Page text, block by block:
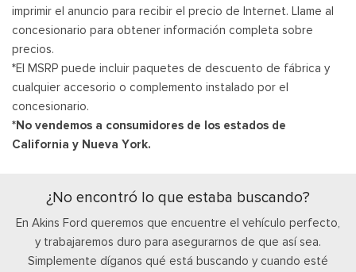
imprimir el anuncio para recibir el precio de Internet. Llame al
concesionario para obtener información completa sobre
precios.
*El MSRP puede incluir paquetes de descuento de fábrica y
cualquier accesorio o complemento instalado por el
concesionario.
*No vendemos a consumidores de los estados de
California y Nueva York.
¿No encontró lo que estaba buscando?
En Akins Ford queremos que encuentre el vehículo perfecto,
y trabajaremos duro para asegurarnos de que así sea.
Simplemente díganos qué está buscando y cuando esté